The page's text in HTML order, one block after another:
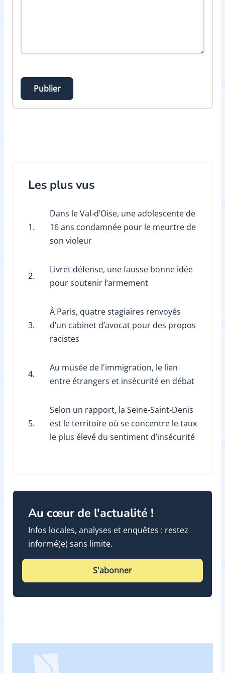
Publier
Les plus vus
1.
Dans le Val-d’Oise, une adolescente de
16 ans condamnée pour le meurtre de
son violeur
2.
Livret défense, une fausse bonne idée
pour soutenir l’armement
3.
À Paris, quatre stagiaires renvoyés
d’un cabinet d’avocat pour des propos
racistes
4.
Au musée de l'immigration, le lien
entre étrangers et insécurité en débat
5.
Selon un rapport, la Seine-Saint-Denis
est le territoire où se concentre le taux
le plus élevé du sentiment d’insécurité
Au cœur de l'actualité !
Infos locales, analyses et enquêtes : restez
informé(e) sans limite.
S'abonner